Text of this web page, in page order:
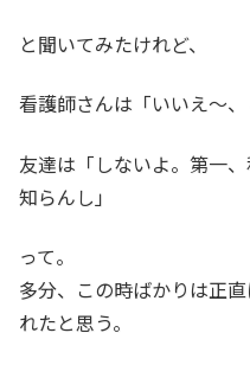
と聞いてみたけれど、
看護師さんは「いいえ～、
友達は「しないよ。第一
知らんし」
って。
多分、この時ばかりは正
れたと思う。